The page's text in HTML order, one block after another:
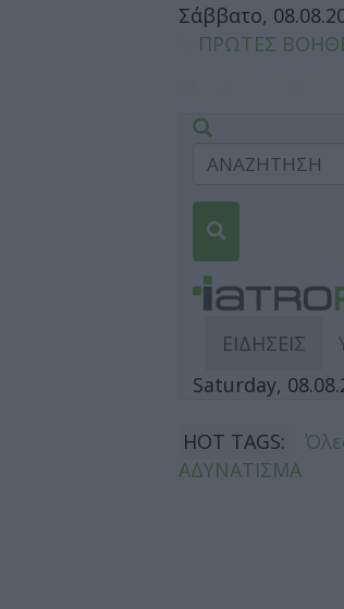
Σάββατο,
ΠΡΩΤΕΣ
ΕΙΔΗΣΕΙΣ
Saturday,
HOT TAGS:
ΑΔΥΝΑΤΙΣΜΑ